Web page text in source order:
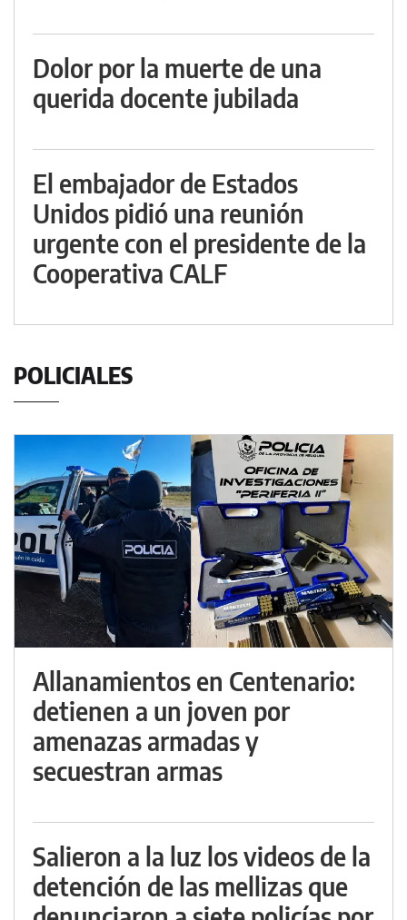
Dolor por la muerte de una
querida docente jubilada
El embajador de Estados
Unidos pidió una reunión
urgente con el presidente de la
Cooperativa CALF
POLICIALES
Allanamientos en Centenario:
detienen a un joven por
amenazas armadas y
secuestran armas
Salieron a la luz los videos de la
detención de las mellizas que